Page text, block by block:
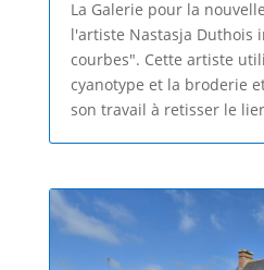
La Galerie pour la
l'artiste Nastasja Duthois
courbes". Cette artiste
cyanotype et la broderie
son travail à retisser le